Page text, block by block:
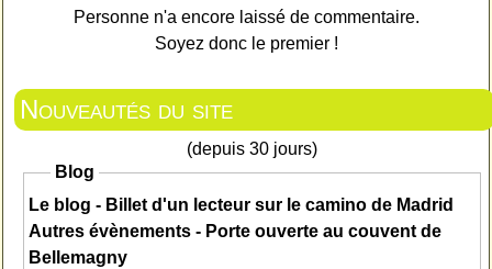
Personne n'a encore laissé de commentaire.
Soyez donc le premier !
Nouveautés du site
(depuis 30 jours)
Blog
Le blog - Billet d'un lecteur sur le camino de Madrid
Autres évènements - Porte ouverte au couvent de
Bellemagny